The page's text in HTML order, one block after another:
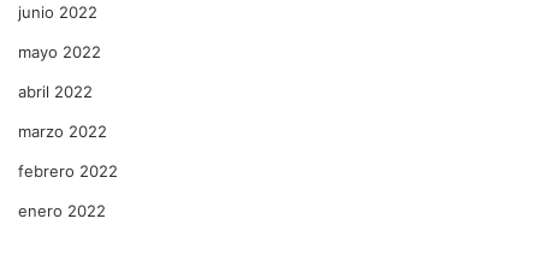
junio 2022
mayo 2022
abril 2022
marzo 2022
febrero 2022
enero 2022